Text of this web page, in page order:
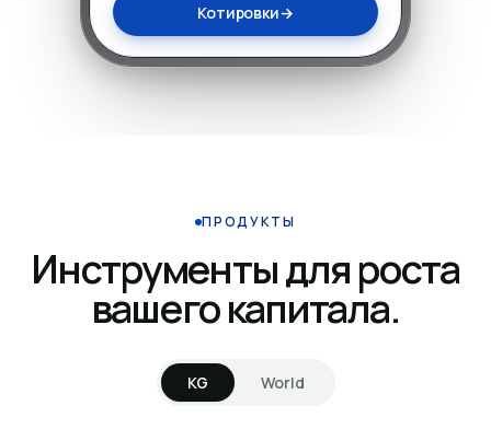
Котировки→
ПРОДУКТЫ
Инструменты для роста
вашего капитала.
KG World